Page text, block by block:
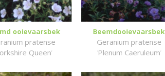
ooievaarsbek
pratense
Queen'
Beemdooievaarsbek
Geranium pratense
'Plenum Caeruleum'